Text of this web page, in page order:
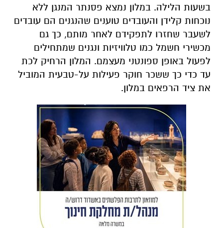
בשעות הלילה. במלון נמצא פסנתר המנגן ללא
נוכחות קלידן והעובדים טוענים שהנגנים הם עובדים
לשעבר שחזרו לתפקידם לאחר מותם, כך גם
מכשירי חשמל כמו טלוויזיות ונגנים שמתחילים
לפעול באופן ספונטני מעצמם. המלון הרחיק לכת
עד כדי כך ששכר חוקר פעילות על-טבעית המוביל
את ציד הרפאים במלון.